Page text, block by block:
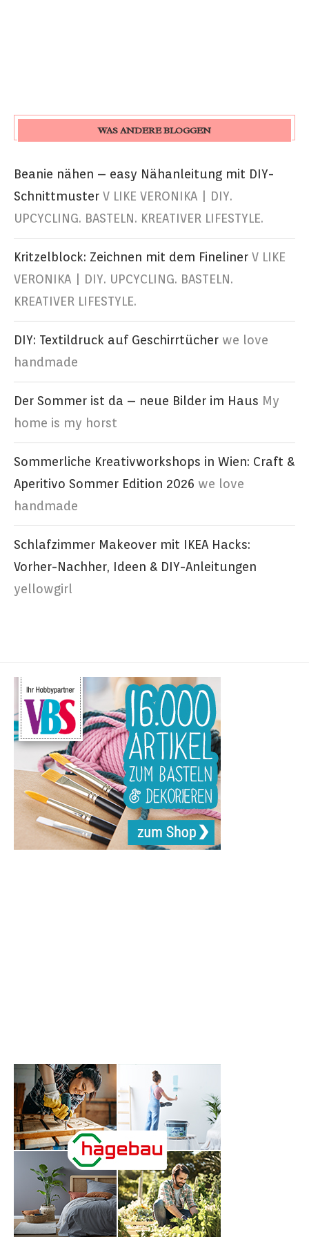
WAS ANDERE BLOGGEN
Beanie nähen – easy Nähanleitung mit DIY-
Schnittmuster V LIKE VERONIKA | DIY.
UPCYCLING. BASTELN. KREATIVER LIFESTYLE.
Kritzelblock: Zeichnen mit dem Fineliner V LIKE
VERONIKA | DIY. UPCYCLING. BASTELN.
KREATIVER LIFESTYLE.
DIY: Textildruck auf Geschirrtücher we love
handmade
Der Sommer ist da – neue Bilder im Haus My
home is my horst
Sommerliche Kreativworkshops in Wien: Craft &
Aperitivo Sommer Edition 2026 we love
handmade
Schlafzimmer Makeover mit IKEA Hacks:
Vorher-Nachher, Ideen & DIY-Anleitungen
yellowgirl